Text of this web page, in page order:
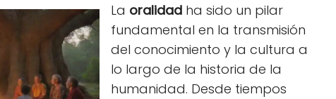
La oralidad ha sido un pilar
fundamental en la transmisión
del conocimiento y la cultura a
lo largo de la historia de la
humanidad. Desde tiempos